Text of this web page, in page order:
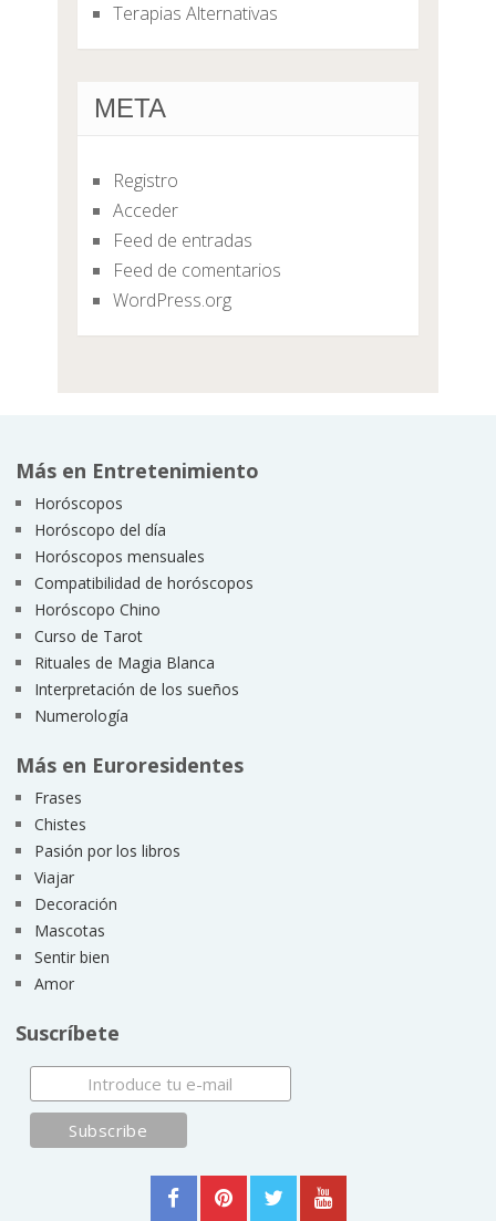
Terapias Alternativas
META
Registro
Acceder
Feed de entradas
Feed de comentarios
WordPress.org
Más en Entretenimiento
Horóscopos
Horóscopo del día
Horóscopos mensuales
Compatibilidad de horóscopos
Horóscopo Chino
Curso de Tarot
Rituales de Magia Blanca
Interpretación de los sueños
Numerología
Más en Euroresidentes
Frases
Chistes
Pasión por los libros
Viajar
Decoración
Mascotas
Sentir bien
Amor
Suscríbete